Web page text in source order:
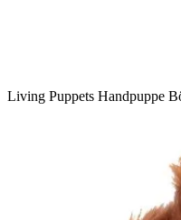
Living Puppets Handpuppe